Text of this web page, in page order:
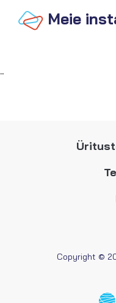
Meie
…
Copyright ©